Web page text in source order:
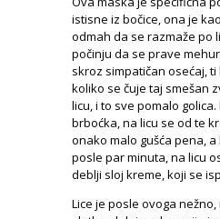
istisne iz bočice, ona je
odmah da se razmaže po
počinju da se prave
skroz simpatičan osećaj,
koliko se čuje taj smešan
licu, i to sve pomalo
brboćka, na licu se od te
onako malo gušća pena,
posle par minuta, na licu
deblji sloj kreme, koji se
Lice je posle ovoga